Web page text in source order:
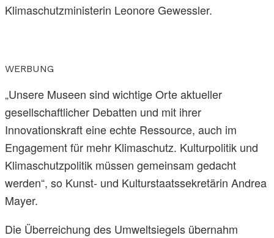
Klimaschutzministerin Leonore Gewessler.
WERBUNG
„Unsere Museen sind wichtige Orte aktueller
gesellschaftlicher Debatten und mit ihrer
Innovationskraft eine echte Ressource, auch im
Engagement für mehr Klimaschutz. Kulturpolitik und
Klimaschutzpolitik müssen gemeinsam gedacht
werden“, so Kunst- und Kulturstaatssekretärin Andrea
Mayer.
Die Überreichung des Umweltsiegels übernahm